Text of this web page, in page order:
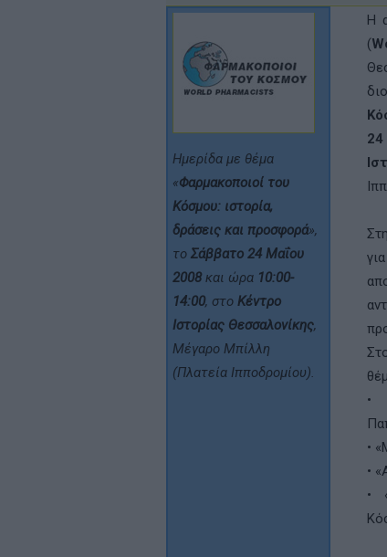
Ημερίδα με θέμα
«Φαρμακοποιοί του
Κόσμου: ιστορία,
δράσεις και προσφορά»,
το Σάββατο 24 Μαΐου
2008 και ώρα 10:00-
14:00, στο Κέντρο
Ιστορίας Θεσσαλονίκης,
Μέγαρο Μπίλλη
(Πλατεία Ιπποδρομίου).
Η
(
•
•
•
•